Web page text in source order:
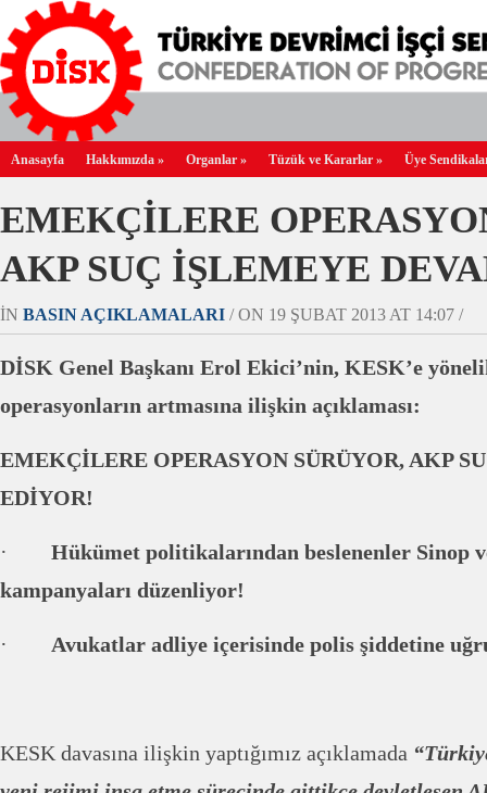
Anasayfa Hakkımızda » Organlar » Tüzük ve Kararlar » Üye
EMEKÇİLERE
AKP SUÇ İŞLEMEYE
IN BASIN AÇIKLAMALARI / ON 19 ŞUBAT 2013 AT 14:07 /
DİSK Genel Başkanı Erol Ekici’nin, KESK’e
operasyonların artmasına ilişkin açıklaması:
EMEKÇİLERE OPERASYON SÜRÜYOR, AKP
EDİYOR!
· Hükümet politikalarından beslenenler Sinop
kampanyaları düzenliyor!
· Avukatlar adliye içerisinde polis şiddetine
KESK davasına ilişkin yaptığımız açıklamada